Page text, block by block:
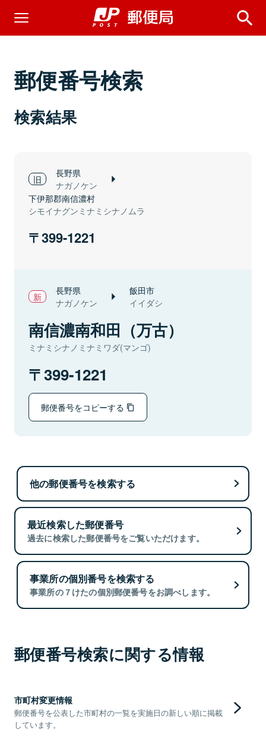
郵便番号検索
検索結果
長野県
ナガノケン
下伊那郡南信濃村
シモイナグンミナミシナノムラ
399-1221
長野県
ナガノケン
飯田市
イイダシ
南信濃南和田（万古）
ミナミシナノミナミワダ(マンゴ)
399-1221
郵便番号をコピーする
他の郵便番号を検索する
最近検索した郵便番号
過去に検索した郵便番号をご覧いただけます。
事業所の個別番号を検索する
事業所の７けたの個別郵便番号をお調べします。
郵便番号検索に関する情報
市町村変更情報
郵便番号を公表した市町村の一覧を実施日の新しい順に掲載
しています。